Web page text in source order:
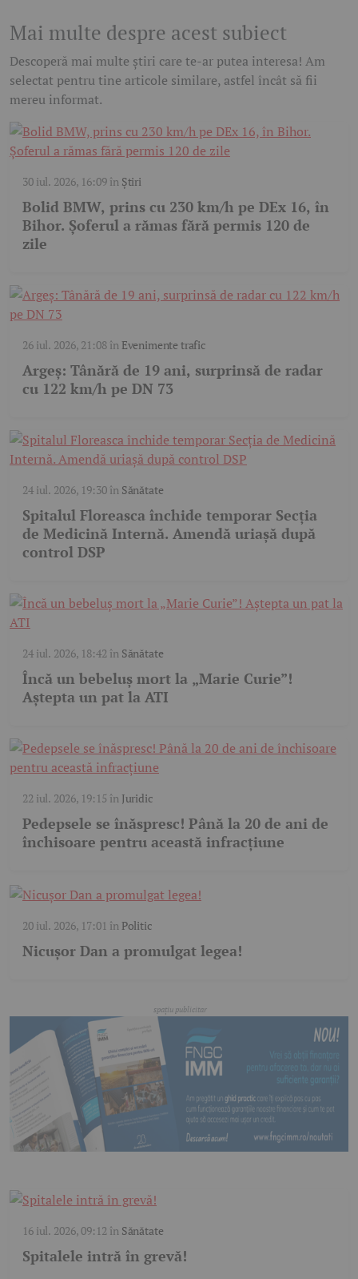
Mai multe despre acest subiect
Descoperă mai multe știri care te-ar putea interesa! Am
selectat pentru tine articole similare, astfel încât să fii
mereu informat.
30 iul. 2026, 16:09în Știri
Bolid BMW, prins cu 230 km/h pe DEx 16, în
Bihor. Șoferul a rămas fără permis 120 de
zile
26 iul. 2026, 21:08în Evenimente trafic
Argeș: Tânără de 19 ani, surprinsă de radar
cu 122 km/h pe DN 73
24 iul. 2026, 19:30în Sănătate
Spitalul Floreasca închide temporar Secția
de Medicină Internă. Amendă uriașă după
control DSP
24 iul. 2026, 18:42 în Sănătate
Încă un bebeluș mort la „Marie Curie”!
Aștepta un pat la ATI
22 iul. 2026, 19:15 în Juridic
Pedepsele se înăspresc! Până la 20 de ani de
închisoare pentru această infracțiune
20 iul. 2026, 17:01 în Politic
Nicușor Dan a promulgat legea!
16 iul. 2026, 09:12 în Sănătate
Spitalele intră în grevă!